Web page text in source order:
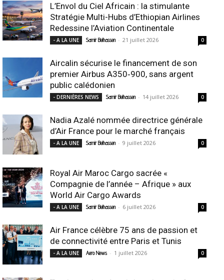
L’Envol du Ciel Africain : la stimulante
Stratégie Multi-Hubs d’Ethiopian Airlines
Redessine l’Aviation Continentale
- A LA UNE Samir Belhassen - 21 juillet 2026 0
Aircalin sécurise le financement de son
premier Airbus A350‑900, sans argent
public calédonien
- DERNIÈRES NEWS Samir Belhassen - 14 juillet 2026 0
Nadia Azalé nommée directrice générale
d’Air France pour le marché français
- A LA UNE Samir Belhassen - 9 juillet 2026 0
Royal Air Maroc Cargo sacrée «
Compagnie de l’année – Afrique » aux
World Air Cargo Awards
- A LA UNE Samir Belhassen - 6 juillet 2026 0
Air France célèbre 75 ans de passion et
de connectivité entre Paris et Tunis
- A LA UNE Aero News - 1 juillet 2026 0